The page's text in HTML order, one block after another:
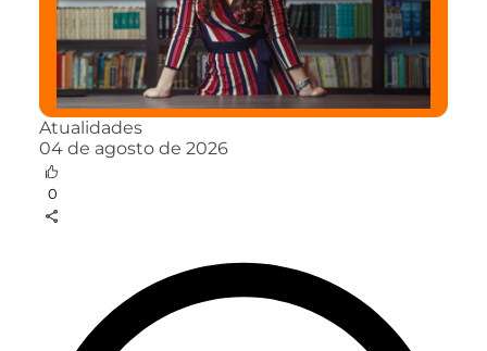
Atualidades
04 de agosto de 2026
0